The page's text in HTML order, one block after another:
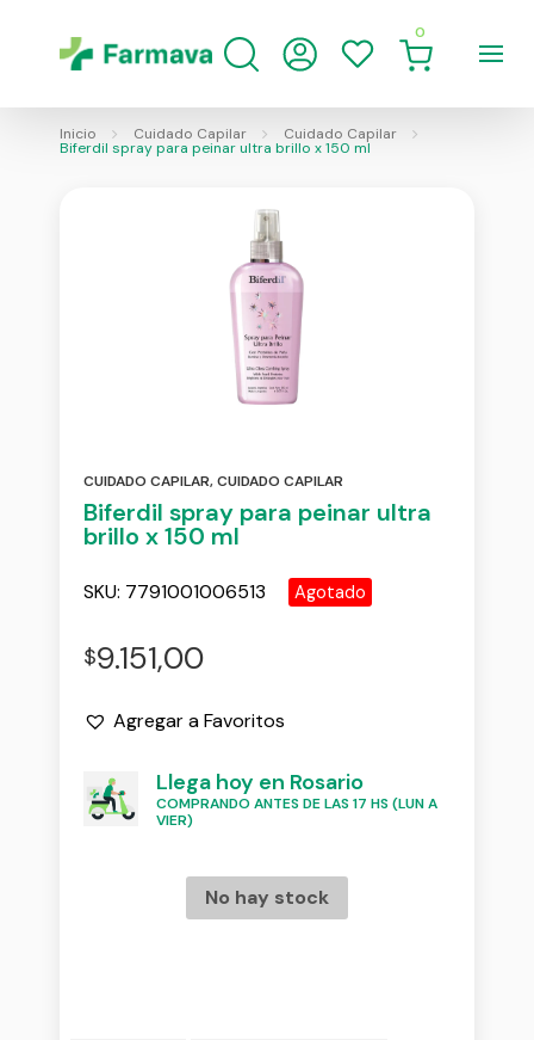
0
Inicio Cuidado Capilar Cuidado Capilar
Biferdil spray para peinar ultra brillo x 150 ml
CUIDADO CAPILAR,CUIDADO CAPILAR
Biferdil spray para peinar ultra
brillo x 150 ml
SKU: 7791001006513 Agotado
$9.151,00
Agregar a Favoritos
Llega hoy en Rosario
COMPRANDO ANTES DE LAS 17 HS (LUN A
VIER)
No hay stock